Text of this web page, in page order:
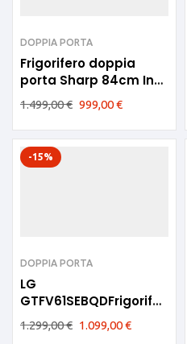
DOPPIA PORTA
Frigorifero doppia
porta Sharp 84cm Inox
186cm E SJ-
TA35CHDIE-EU
1.499,00€ 999,00€
-15%
DOPPIA PORTA
LG
GTFV61SEBQDFrigorifero
Doppia porta 83cm
Sabbia E
1.299,00€ 1.099,00€